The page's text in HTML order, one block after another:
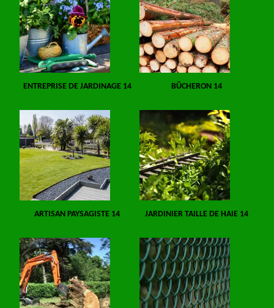
ENTREPRISE DE JARDINAGE 14 BÛCHERON 14
ARTISAN PAYSAGISTE 14 JARDINIER TAILLE DE HAIE 14